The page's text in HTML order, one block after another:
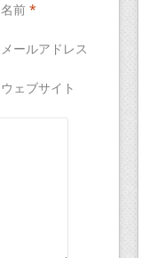
名前 *
メールアドレス
ウェブサイト